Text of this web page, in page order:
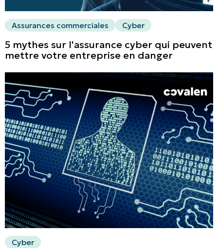
Assurances commerciales Cyber
5 mythes sur l'assurance cyber qui peuvent
mettre votre entreprise en danger
Cyber